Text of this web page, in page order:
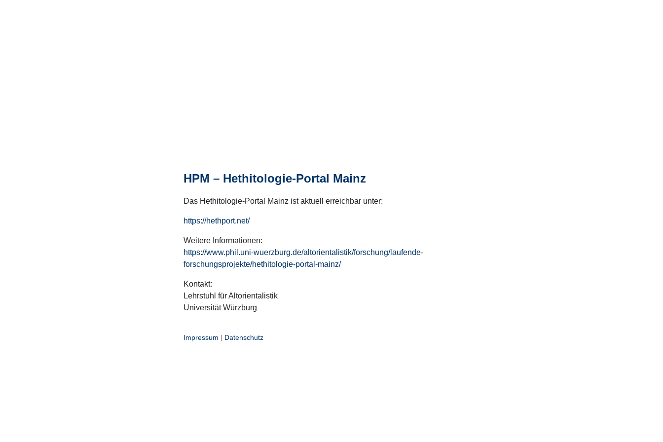
HPM – Hethitologie-Portal Mainz
Das Hethitologie-Portal Mainz ist aktuell erreichbar unter:
https://hethport.net/
Weitere Informationen:
https://www.phil.uni-wuerzburg.de/altorientalistik/forschung/laufende-
forschungsprojekte/hethitologie-portal-mainz/
Kontakt:
Lehrstuhl für Altorientalistik
Universität Würzburg
Impressum | Datenschutz